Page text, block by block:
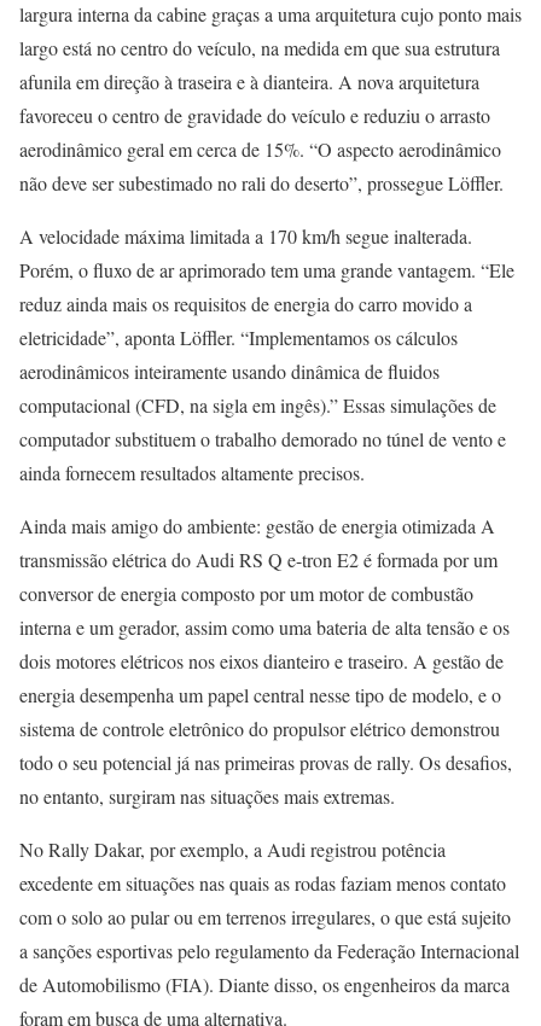
largura interna da cabine graças a uma arquitetura cujo ponto mais
largo está no centro do veículo, na medida em que sua estrutura
afunila em direção à traseira e à dianteira. A nova arquitetura
favoreceu o centro de gravidade do veículo e reduziu o arrasto
aerodinâmico geral em cerca de 15%. “O aspecto aerodinâmico
não deve ser subestimado no rali do deserto”, prossegue Löffler.
A velocidade máxima limitada a 170 km/h segue inalterada.
Porém, o fluxo de ar aprimorado tem uma grande vantagem. “Ele
reduz ainda mais os requisitos de energia do carro movido a
eletricidade”, aponta Löffler. “Implementamos os cálculos
aerodinâmicos inteiramente usando dinâmica de fluidos
computacional (CFD, na sigla em ingês).” Essas simulações de
computador substituem o trabalho demorado no túnel de vento e
ainda fornecem resultados altamente precisos.
Ainda mais amigo do ambiente: gestão de energia otimizada A
transmissão elétrica do Audi RS Q e-tron E2 é formada por um
conversor de energia composto por um motor de combustão
interna e um gerador, assim como uma bateria de alta tensão e os
dois motores elétricos nos eixos dianteiro e traseiro. A gestão de
energia desempenha um papel central nesse tipo de modelo, e o
sistema de controle eletrônico do propulsor elétrico demonstrou
todo o seu potencial já nas primeiras provas de rally. Os desafios,
no entanto, surgiram nas situações mais extremas.
No Rally Dakar, por exemplo, a Audi registrou potência
excedente em situações nas quais as rodas faziam menos contato
com o solo ao pular ou em terrenos irregulares, o que está sujeito
a sanções esportivas pelo regulamento da Federação Internacional
de Automobilismo (FIA). Diante disso, os engenheiros da marca
foram em busca de uma alternativa.